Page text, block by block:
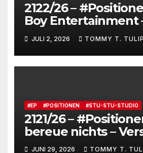
2122/26 –
Boy Entertainment
Fensterstürze,
Reichtum,
dienstverpflichtete
Claqueure und
JULI 2, 2026 TOMMY T. TULIP
#EP #POSITIONEN #STU-STU-STUDIO
2121/26 –
bereue nichts –
Menschen,
JUNI 29, 2026 TOMMY T.